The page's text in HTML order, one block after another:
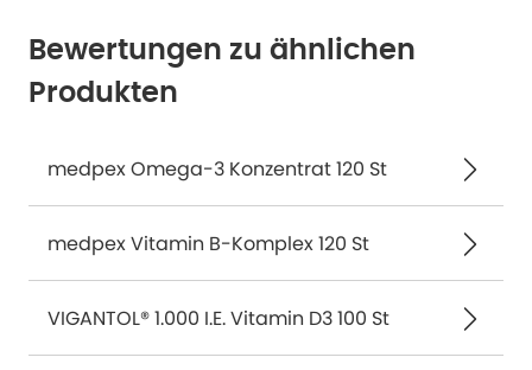
Bewertungen zu ähnlichen
Produkten
medpex Omega-3 Konzentrat 120 St
medpex Vitamin B-Komplex 120 St
VIGANTOL® 1.000 I.E. Vitamin D3 100 St